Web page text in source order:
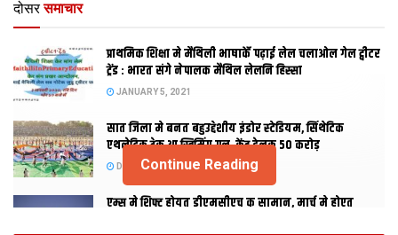
दोसर समाचार
प्राथमिक शि‍क्षा मे मैथि‍ली भाषाकेँ पढ़ाई लेल चलाओल गेल ट्वीटर
ट्रेंड : भारत संगे नेपालक मैथिल लेलनि हिस्सा
JANUARY 5, 2021
सात जिला मे बनत बहुउद्देशीय इंडोर स्‍टेडि‍यम, सिंथेटिक
एथलेटिक ट्रेक आ स्विमिंग पुल, केंद्र देलक 50 करोड़
DECEMBER 26, 2020
एम्स मे शिफ्ट होयत डीएमसीएच क सामान, मार्च मे होएत
Continue Reading